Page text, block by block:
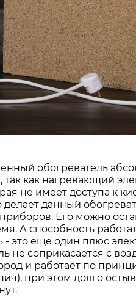
обогреватель
так как нагревающий
не имеет доступа к
делает данный
Его можно
А способность
- это еще один плюс
не соприкасается с
и работает по
при этом долго